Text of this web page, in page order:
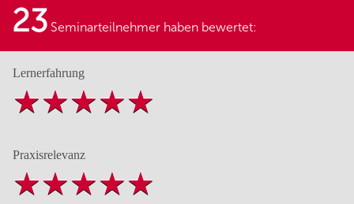
23 Seminarteilnehmer haben bewertet:
Lernerfahrung
Praxisrelevanz